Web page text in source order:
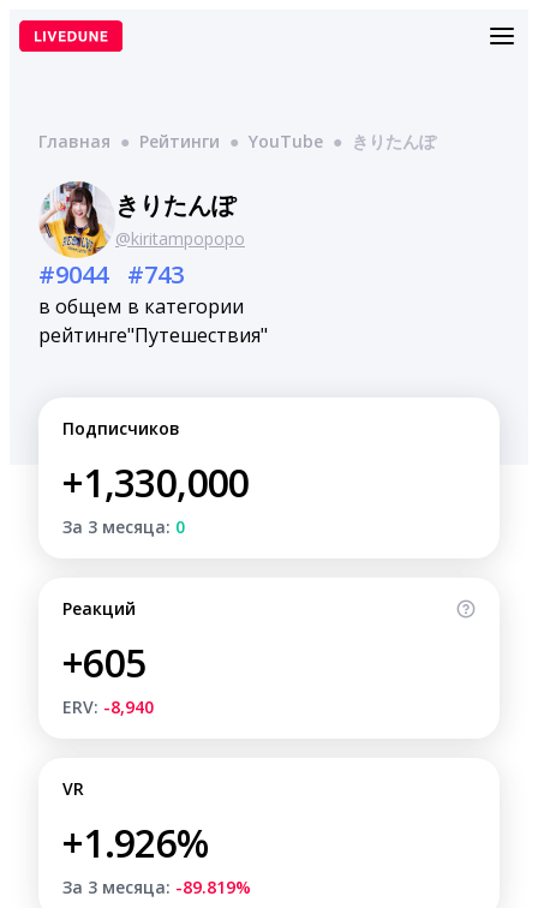
Перейти
Главная ● Рейтинги ● YouTube ● きりたんぽ
きりたんぽ
@kiritampopopo
#9044
в общем
рейтинге
#743
в категории
"Путешествия"
Подписчиков
+1,330,000
За 3 месяца: 0
Реакций
+605
ERV: -8,940
VR
+1.926%
За 3 месяца: -89.819%